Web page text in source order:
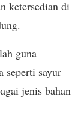
ketersedian di
guna
seperti sayur –
jenis bahan